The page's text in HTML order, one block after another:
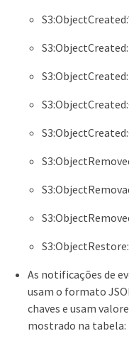
As notificações de
usam o formato
chaves e usam
mostrado na tabela: